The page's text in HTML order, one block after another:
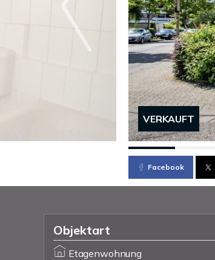
VERKAUFT
Facebook
Objektart
Etagenwohnung